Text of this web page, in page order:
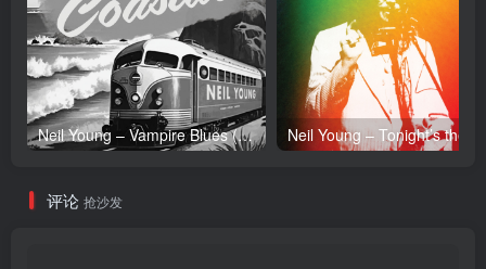
Neil Young – Vampire Blues (Live) – Single(054391239303)【24bit／96.0kHz】土耳其区
评论 抢沙发